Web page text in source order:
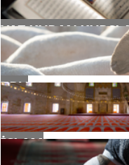
YAZ KURAN
TDV
İSLAM